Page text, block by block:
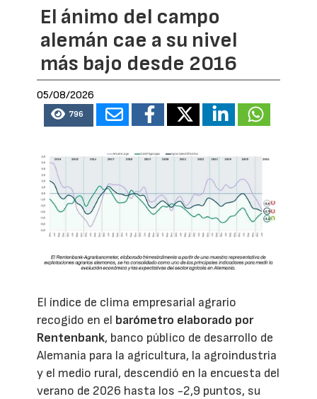
El ánimo del campo
alemán cae a su nivel
más bajo desde 2016
05/08/2026
796
El índice de clima empresarial agrario
recogido en el barómetro elaborado por
Rentenbank, banco público de desarrollo de
Alemania para la agricultura, la agroindustria
y el medio rural, descendió en la encuesta del
verano de 2026 hasta los -2,9 puntos, su